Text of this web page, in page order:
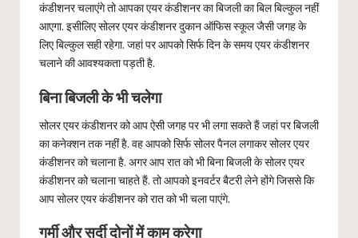
कंडीशनर चलाएंगे तो आपका एयर कंडीशनर का बिजली का बिल बिल्कुल नहीं
आएगा. इसीलिए सोलर एयर कंडीशनर दुकान ऑफिस स्कूल जैसी जगह के
लिए बिल्कुल सही रहेगा. जहां पर आपको सिर्फ दिन के समय एयर कंडीशनर
चलाने की आवश्यकता पड़ती है.
बिना बिजली के भी चलेगा
सोलर एयर कंडीशनर को आप ऐसी जगह पर भी लगा सकते हैं जहां पर बिजली
का कनेक्शन तक नहीं है. वह आपको सिर्फ सोलर पैनल लगाकर सोलर एयर
कंडीशनर को चलाना है. अगर आप रात को भी बिना बिजली के सोलर एयर
कंडीशनर को चलाना चाहते हैं. तो आपको इनवर्टर बैटरी लेने होंगे जिससे कि
आप सोलर एयर कंडीशनर को रात को भी चला पाएंगे.
गर्मी और सर्दी दोनों में काम करेगा